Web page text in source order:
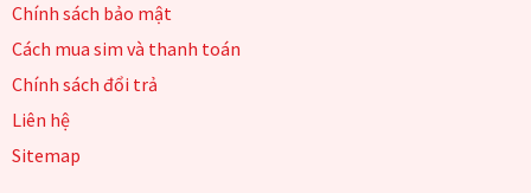
Chính sách bảo mật
Cách mua sim và thanh toán
Chính sách đổi trả
Liên hệ
Sitemap